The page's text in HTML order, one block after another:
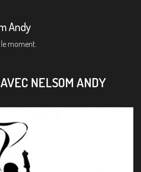
Andy
moment.
AVEC NELSOM ANDY